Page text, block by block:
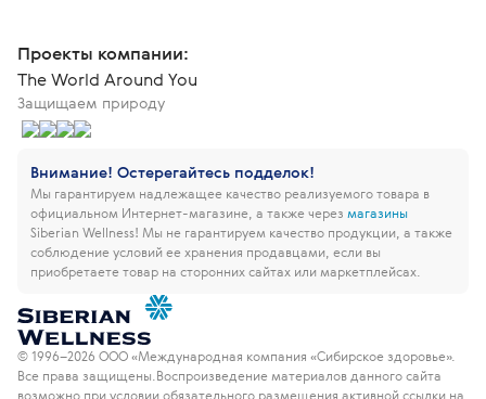
Проекты компании:
The World Around You
Защищаем природу
Внимание! Остерегайтесь подделок!
Мы гарантируем надлежащее качество реализуемого товара в
официальном Интернет-магазине, а также через магазины
Siberian Wellness! Мы не гарантируем качество продукции, а также
соблюдение условий ее хранения продавцами, если вы
приобретаете товар на сторонних сайтах или маркетплейсах.
© 1996–2026 ООО «Международная компания «Сибирское здоровье».
Все права защищены.Воспроизведение материалов данного сайта
возможно при условии обязательного размещения активной ссылки на